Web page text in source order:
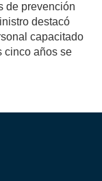
de prevención
destacó
capacitado
cinco años se